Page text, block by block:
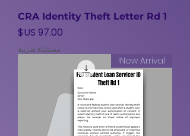
CRA Identity Theft Letter Rd 1
السعر
مستثناة ضريبة
New Arrival!